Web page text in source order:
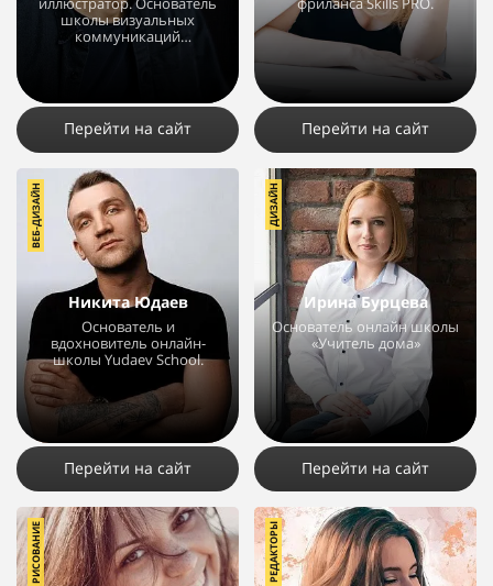
школы визуальных
коммуникаций
Перейти на сайт
3 2
Перейти на сайт
Никита Юдаев
Основатель и
вдохновитель онлайн-
школы Yudaev School.
8259 4
ВЕБ-ДИЗАЙН
Перейти на сайт
Ирина Бурцева
Основатель онлайн школы
«Учитель дома»
4286
ДИЗАЙН
Перейти на сайт
РИСОВАНИЕ РЕДАКТОРЫ